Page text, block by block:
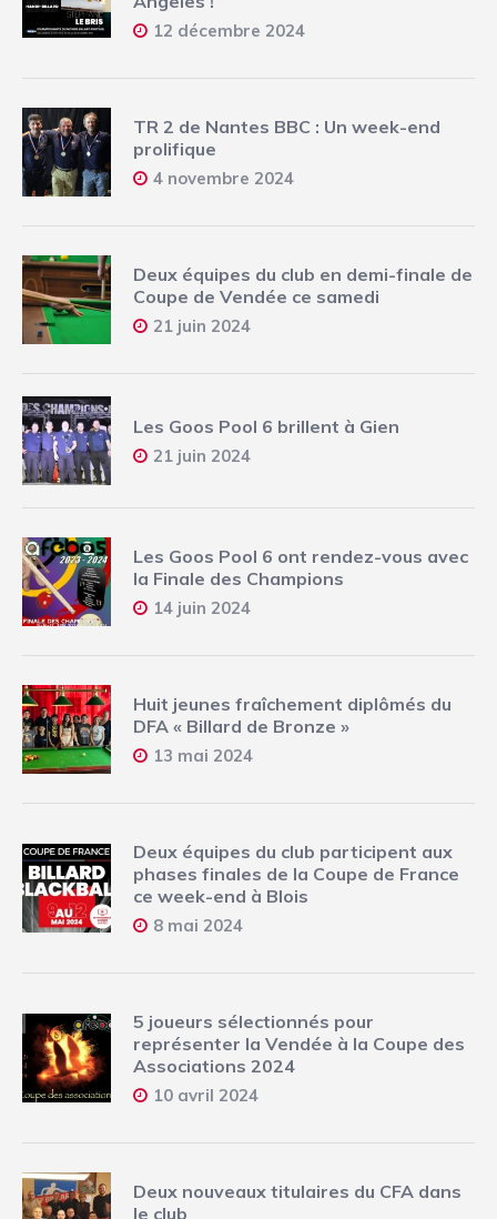
12 décembre 2024
TR 2 de Nantes BBC : Un week-end
prolifique
4 novembre 2024
Deux équipes du club en demi-finale de
Coupe de Vendée ce samedi
21 juin 2024
Les Goos Pool 6 brillent à Gien
21 juin 2024
Les Goos Pool 6 ont rendez-vous avec
la Finale des Champions
14 juin 2024
Huit jeunes fraîchement diplômés du
DFA « Billard de Bronze »
13 mai 2024
Deux équipes du club participent aux
phases finales de la Coupe de France
ce week-end à Blois
8 mai 2024
5 joueurs sélectionnés pour
représenter la Vendée à la Coupe des
Associations 2024
10 avril 2024
Deux nouveaux titulaires du CFA dans
le club